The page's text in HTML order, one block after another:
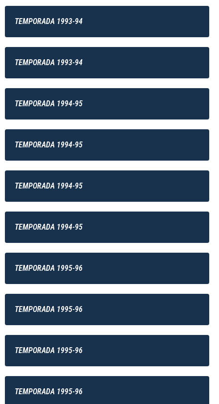
TEMPORADA 1993-94
TEMPORADA 1993-94
TEMPORADA 1994-95
TEMPORADA 1994-95
TEMPORADA 1994-95
TEMPORADA 1994-95
TEMPORADA 1995-96
TEMPORADA 1995-96
TEMPORADA 1995-96
TEMPORADA 1995-96